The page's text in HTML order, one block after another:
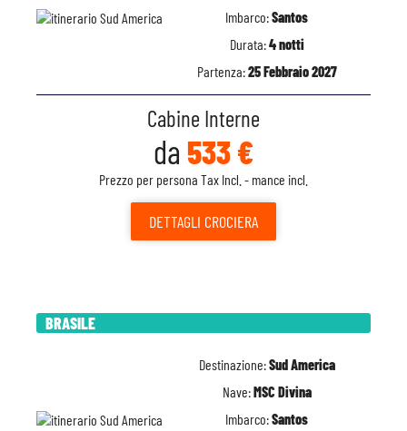
Imbarco:Santos
Durata:4 notti
Partenza:25 Febbraio 2027
Cabine Interne
da 533 €
Prezzo per persona Tax Incl. - mance incl.
DETTAGLI CROCIERA
BRASILE
Destinazione:Sud America
Nave:MSC Divina
Imbarco:Santos